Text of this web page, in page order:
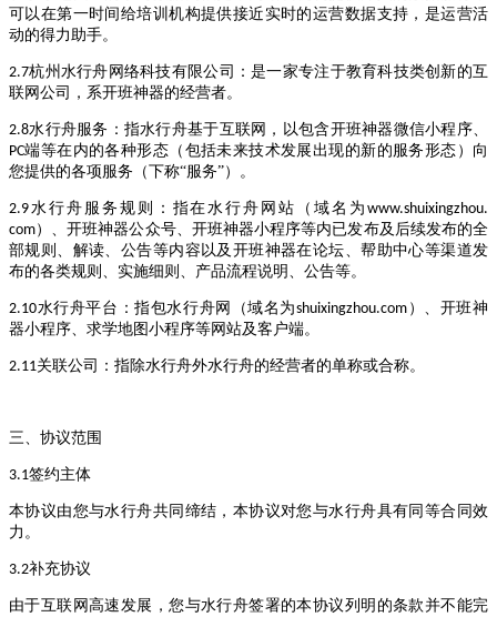
可以在第一时间给培训机构提供接近实时的运营数据支持，是运营活
动的得力助手。
2.7杭州水行舟网络科技有限公司：是一家专注于教育科技类创新的互
联网公司，系开班神器的经营者。
2.8水行舟服务：指水行舟基于互联网，以包含开班神器微信小程序、
PC端等在内的各种形态（包括未来技术发展出现的新的服务形态）向
您提供的各项服务（下称“服务”）。
2.9水行舟服务规则：指在水行舟网站（域名为 www.shuixingzhou.
com）、开班神器公众号、开班神器小程序等内已发布及后续发布的全
部规则、解读、公告等内容以及开班神器在论坛、帮助中心等渠道发
布的各类规则、实施细则、产品流程说明、公告等。
2.10水行舟平台：指包水行舟网（域名为shuixingzhou.com ）、开班神
器小程序、求学地图小程序等网站及客户端。
2.11关联公司：指除水行舟外水行舟的经营者的单称或合称。
三、协议范围
3.1签约主体
本协议由您与水行舟共同缔结，本协议对您与水行舟具有同等合同效
力。
3.2补充协议
由于互联网高速发展，您与水行舟签署的本协议列明的条款并不能完